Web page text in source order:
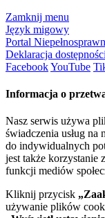
Zamknij menu
Język migowy
Portal
Deklaracja dostępności
FacebookYouTube
Informacja o
Nasz serwis używa
świadczenia usług
do indywidualnych
jest także korzystanie
funkcji mediów
Kliknij przycisk
używanie plików